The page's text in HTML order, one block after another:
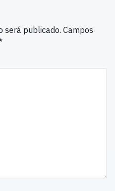
será publicado. Campos